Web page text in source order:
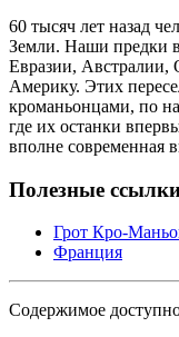
60 тысяч лет назад
Земли. Наши предки
Евразии, Австралии,
Америку. Этих
кроманьонцами, по
где их останки
вполне современная
Полезные
Грот Кро-
Франция
Содержимое